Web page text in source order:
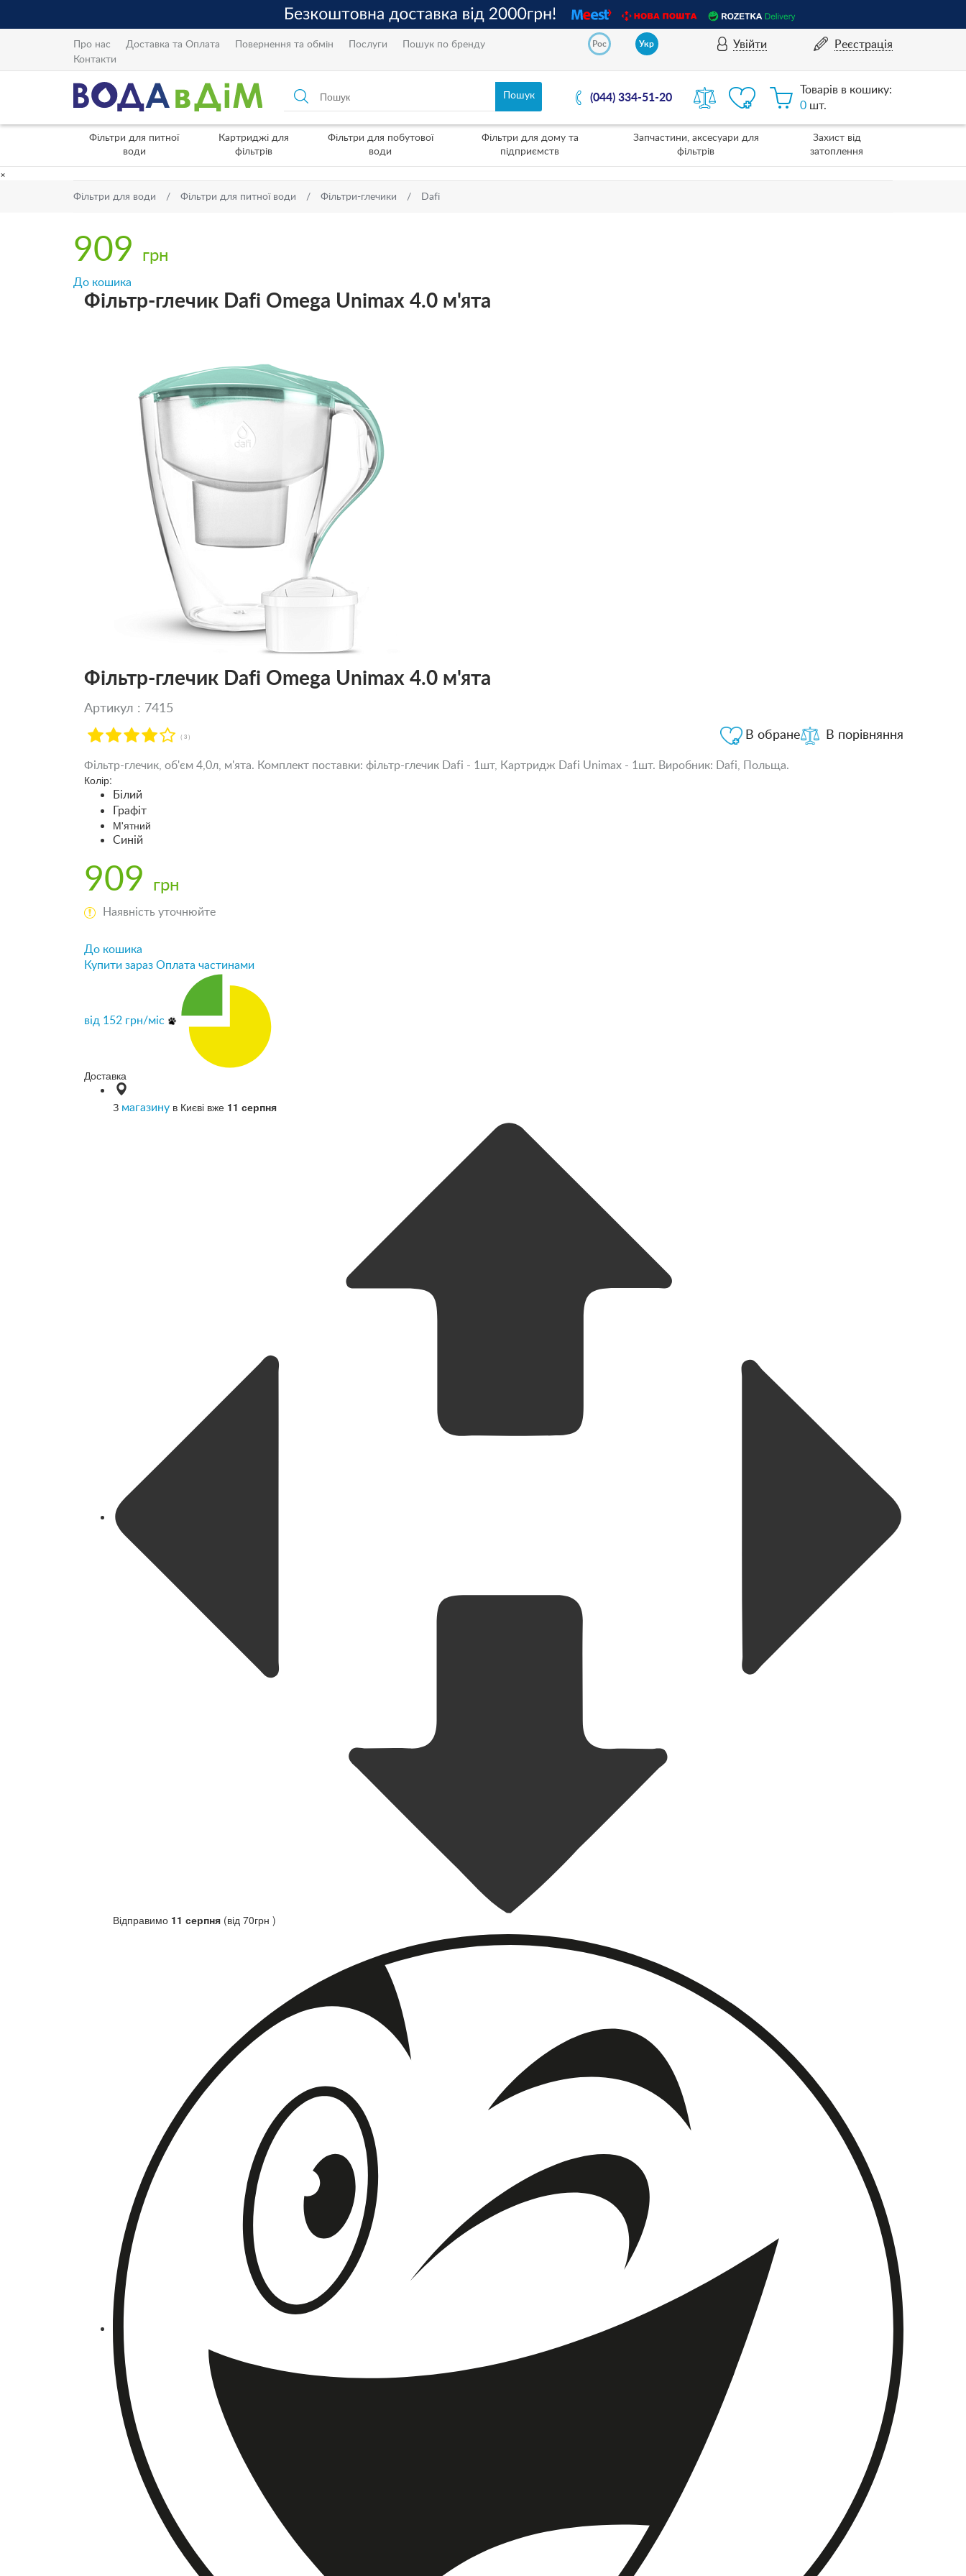
Про нас Доставка та Оплата Повернення та обмін Послуги
Пошук по бренду
Контакти
Рос Укр Увійти Реєстрація
(044) 334-51-20
Товарів в кошику:
0 шт.
Фільтри для питної
води
Картриджі для
фільтрів
Фільтри для побутової
води
Фільтри для дому та
підприємств
Запчастини, аксесуари для
фільтрів
Захист від
затоплення
×
Фільтри для води Фільтри для питної води Фільтри-глечики Dafi
909 грн
До кошика
Фільтр-глечик Dafi Omega Unimax 4.0 м'ята
Фільтр-глечик Dafi Omega Unimax 4.0 м'ята
Артикул : 7415
( 3 ) В порівняння
В обране
Фільтр-глечик, об'єм 4,0л, м'ята. Комплект поставки: фільтр-глечик Dafi - 1шт, Картридж Dafi Unimax - 1шт. Виробник: Dafi, Польща.
Колір:
Білий
Графіт
М'ятний
Синій
909 грн
Наявність уточнюйте
До кошика
Купити зараз Оплата частинами
від 152 грн/міс
Доставка
З магазину в Києві вже 11 серпня
Відправимо 11 серпня (від 70грн )